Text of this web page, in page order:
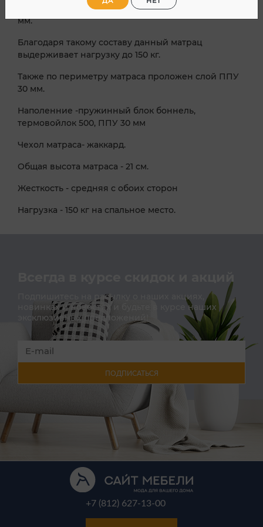
которыми проложен пенополиуретан шириной 40
мм.
Благодаря такому составу данный матрац
выдерживает нагрузку до 150 кг.
Также по периметру матраса проложен слой ППУ
30 мм.
Наполенние -пружинный блок боннель,
термовойлок 500, ППУ 30 мм
Чехол матраса- жаккард.
Общая высота матраса - 21 см.
Жесткость - средняя с обоих сторон
Нагрузка - 150 кг на спальное место.
Всегда в курсе скидок и акций
Подпишитесь на расылку о наших акциях,
новинках и новостях и будьте в курсе наших
эксклюзивных предложений!
ПОДПИСАТЬСЯ
+7 (812) 627-13-00